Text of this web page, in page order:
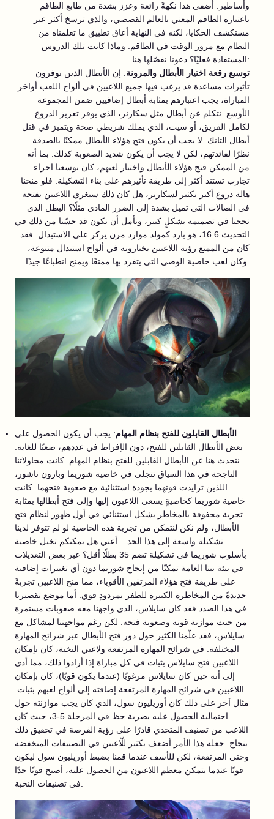
وأساطير. أضفى هذا نكهةً رائعة وعزز بشدة من طابع الطاقم
باعتباره الطاقم المعني بالعالم القصصي، والذي ترسخ أكثر عبر
مستكشف الحكايا، لكنه في النهاية أعاق تطبيق ما تعلمناه من
النظام مع مرور الوقت في الطاقم. وماذا كانت تلك الدروس
المستفادة فعليًا؟ دعونا نفصّلها هنا:
توسيع رقعة اختيار الأبطال والمرونة: إن الأبطال الذين يوفرون
تأثيرات مساعدة قد يرغب فيها جميع اللاعبين في ألواح اللعب أواخر
المباراة، يجب اعتبارهم بمثابة أبطال إضافيين ضمن المجموعة
الأوسع. نتكلم عن أبطال مثل سكارنر، الذي يوفر تعزيز الدروع
لكامل الفريق، أو سيت، الذي يملك شريطي صحة ويتميز في قتل
أبطال التانك. لا يجب أن يكون فتح هؤلاء الأبطال ممكنًا بالصدفة
نظرًا لفائدتهم، لكن لا يجب أن يكون شديد الصعوبة كذلك. بما أنه
من الممكن فتح هؤلاء الأبطال واختيار لعبهم، كان بوسعنا اجراء
تجارب تستند أكثر إلى طريقة تأثيرهم على بناء التشكيلة. فلو منحنا
هالة دروع أكبر بكثير لسكارنر، هل كان ذلك سيغري اللاعبين بفتحه
في الصالات التي تميل بشدة إلى الضرر المادي مثلًا؟ البطل الذي
نجحنا في تصميمه بشكلٍ كبير، ونأمل أن نكون قد حسّنا من ذلك في
التحديث 16.6، هو بارد كمولد موارد مرن يركز على الاستبدال. فقد
كان من الممتع رؤية اللاعبين يختارونه في ألواح استبدال متنوعة،
الأبطال القابلون للفتح بنظام المهام: يجب أن يكون الحصول على
بعض الأبطال القابلين للفتح، دون الإفراط في عددهم، صعبًا للغاية.
نتحدث هنا عن الأبطال القابلين للفتح بنظام المهام. كانت محاولاتنا
الناجحة في هذا السياق تتجلى في خاصية شوريما وبارون ناشور،
اللذين تزايدت قوتهما بجودة استثنائية مع صعوبة فتحهما. كانت
خاصية شوريما كخاصيةٍ يسعى اللاعبون إليها وإلى فتح أبطالها بمثابة
تجربة محفوفة بالمخاطر بشكل استثنائي في أول ظهور لنظام فتح
الأبطال، ولم نكن لنتمكن من تجربة هذه الخاصية لو لم تتوفر لدينا
تشكيلة واسعة إلى هذا الحد... أعني هل يمكنكم تخيل خاصية
بأسلوب شوريما في تشكيلة تضم 35 بطلًا أقل؟ عبر بعض التعديلات
في بيئة بيتا العامة تمكنّا من إنجاح شوريما دون أي تغييرات إضافية
على طريقة فتح هؤلاء المرتقين الأقوياء، مما منح اللاعبين تجربةً
جديدةً من المخاطرة الكبيرة للظفر بمردودٍ قوي. أما موضع تقصيرنا
في هذا الصدد فقد كان سايلاس، الذي واجهنا معه صعوبات مستمرة
من حيث موازنة قوته وصعوبة فتحه. لكن رغم مواجهتنا لمشاكل مع
سايلاس، فقد علّمنا الكثير حول دور فتح الأبطال عبر شرائح المهارة
المختلفة. في شرائح المهارة المرتفعة ولاعبي النخبة، كان بإمكان
اللاعبين فتح سايلاس بثبات في كل مباراة إذا أرادوا ذلك، مما أدى
إلى أنه حين كان سايلاس مرغوبًا (عندما يكون قويًا)، كان بإمكان
اللاعبين في شرائح المهارة المرتفعة إضافته إلى ألواح لعبهم بثبات.
مثال آخر على ذلك كان أوريليون سول، الذي كان يجب موازنته حول
احتمالية الحصول عليه بضربة حظ في المرحلة 5-3، حيث كان
اللاعب من تصنيف المتحدي قادرًا على رؤية الفرصة في تحقيق ذلك
بنجاح. جعله هذا الأمر أضعف بكثير للّاعبين في التصنيفات المنخفضة
وحتى المرتفعة، لكن للأسف عندما قمنا بضبط أوريليون سول ليكون
قويًا عندما يتمكن معظم اللاعبون من الحصول عليه، أصبح قويًا جدًا
في تصنيفات النخبة.